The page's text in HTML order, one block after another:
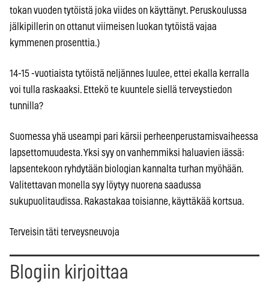
tokan vuoden tytöistä joka viides on käyttänyt. Peruskoulussa
jälkipillerin on ottanut viimeisen luokan tytöistä vajaa
kymmenen prosenttia.)
14-15 -vuotiaista tytöistä neljännes luulee, ettei ekalla kerralla
voi tulla raskaaksi. Ettekö te kuuntele siellä terveystiedon
tunnilla?
Suomessa yhä useampi pari kärsii perheenperustamisvaiheessa
lapsettomuudesta. Yksi syy on vanhemmiksi haluavien iässä:
lapsentekoon ryhdytään biologian kannalta turhan myöhään.
Valitettavan monella syy löytyy nuorena saadussa
sukupuolitaudissa. Rakastakaa toisianne, käyttäkää kortsua.
Terveisin täti terveysneuvoja
Blogiin kirjoittaa